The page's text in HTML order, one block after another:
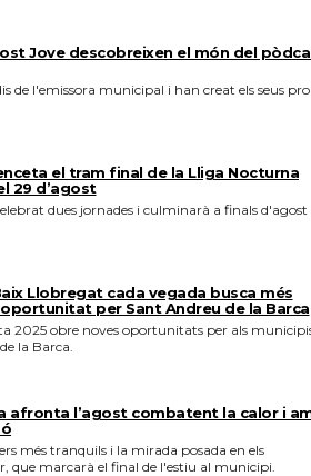
Jove descobreixen el món del
de l'emissora municipal i han creat els seus
el tram final de la Lliga Nocturna
29 d’agost
dues jornades i culminarà a finals d'agost
Llobregat cada vegada busca més
oportunitat per Sant Andreu de la Barca
2025 obre noves oportunitats per als
la Barca.
afronta l’agost combatent la calor i
més tranquils i la mirada posada en els
que marcarà el final de l'estiu al municipi.